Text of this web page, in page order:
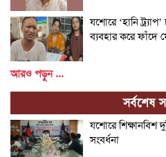
যশোরে ‘হানি
ব্যবহার করে ফাঁদে
আরও পড়ুন ...
সর্বশেষ
যশোরে শিক্ষানবিশ
সংবর্ধনা